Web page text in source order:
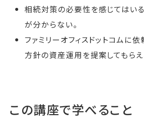
相続対策の必要性を感じてはい
が分からない。
ファミリーオフィスドットコムに
方針の資産運用を提案してもらえ
この講座で学べること